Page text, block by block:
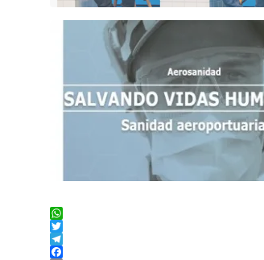
WhatsApp
Twitter
Telegram